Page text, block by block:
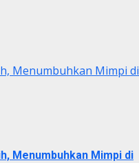
Menumbuhkan Mimpi di
Menumbuhkan Mimpi di